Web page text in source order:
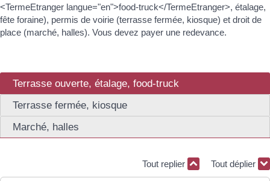
<TermeEtranger langue="en">food-truck</TermeEtranger>, étalage,
fête foraine), permis de voirie (terrasse fermée, kiosque) et droit de
place (marché, halles). Vous devez payer une redevance.
Terrasse ouverte, étalage, food-truck
Terrasse fermée, kiosque
Marché, halles
Tout replier Tout déplier